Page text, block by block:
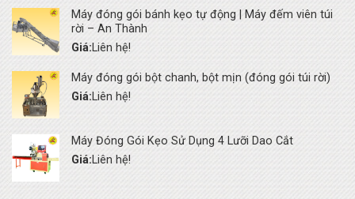
Máy đóng gói bánh kẹo tự động | Máy đếm viên túi
rời – An Thành
Giá:Liên hệ!
Máy đóng gói bột chanh, bột mịn (đóng gói túi rời)
Giá:Liên hệ!
Máy Đóng Gói Kẹo Sử Dụng 4 Lưỡi Dao Cắt
Giá:Liên hệ!